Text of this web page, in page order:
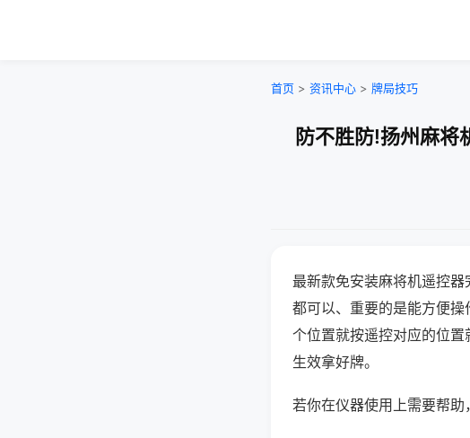
首页 > 资讯中心 > 牌局技巧
防不胜防!扬州麻将
最新款免安装麻将机遥控
都可以、重要的是能方便
个位置就按遥控对应的位
生效拿好牌。
若你在仪器使用上需要帮